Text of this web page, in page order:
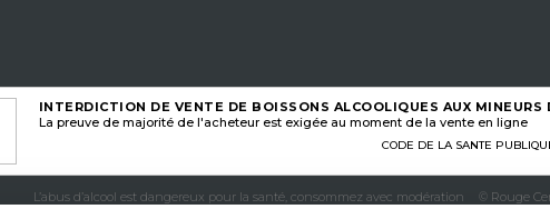
INTERDICTION DE VENTE DE BOISSONS ALCOOLIQUES AUX MINEURS
La preuve de majorité de l'acheteur est exigée au moment de la vente en ligne
CODE DE LA SANTE
L’abus d’alcool est dangereux pour la santé, consommez avec modération © Rouge